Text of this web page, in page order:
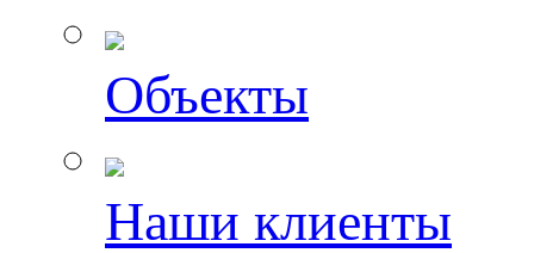
Объекты
Наши клиенты